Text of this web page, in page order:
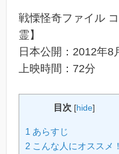
戦慄怪奇ファイル
霊】
日本公開：2012年8
上映時間：72分
目次 [hide]
1 あらすじ
2 こんな人にオススメ！